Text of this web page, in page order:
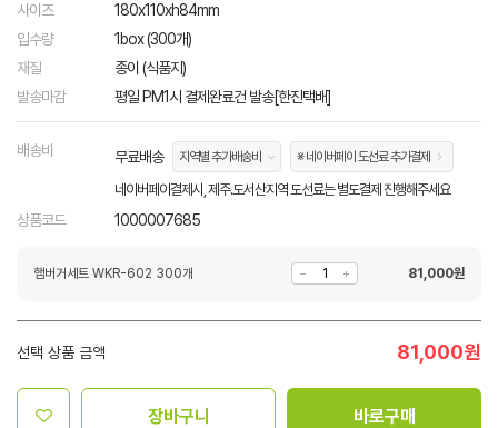
사이즈
180x110xh84mm
입수량
1box (300개)
재질
종이 (식품지)
발송마감
평일 PM1시 결제완료건 발송[한진택배]
배송비 무료배송 지역별 추가배송비 ※ 네이버페이 도선료 추가결제
네이버페이결제시, 제주.도서산지역 도선료는 별도결제 진행해주세요
상품코드 1000007685
햄버거세트 WKR-602 300개 81,000원
선택 상품 금액 81,000원
장바구니 바로구매